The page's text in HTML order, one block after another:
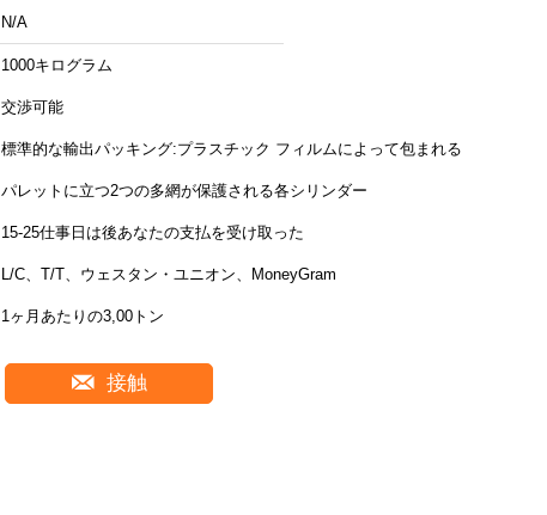
N/A
1000キログラム
交渉可能
標準的な輸出パッキング:プラスチック フィルムによって包まれる木
パレットに立つ2つの多網が保護される各シリンダー
15-25仕事日は後あなたの支払を受け取った
L/C、T/T、ウェスタン・ユニオン、MoneyGram
1ヶ月あたりの3,00トン
接触